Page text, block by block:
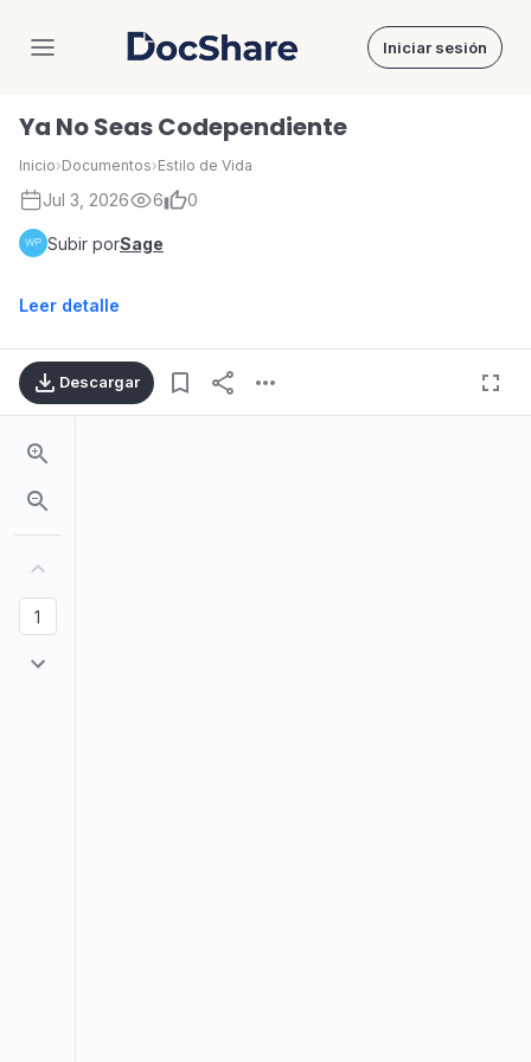
DocShare Iniciar sesión
Ya No Seas Codependiente
Inicio›Documentos›Estilo de Vida
Jul 3, 2026 6 0
Subir porSage
Leer detalle
Descargar